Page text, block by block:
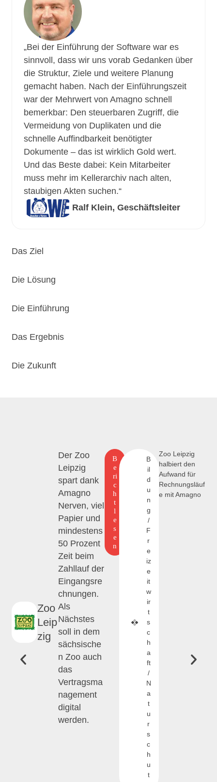
„Bei der Einführung der Software war es
sinnvoll, dass wir uns vorab Gedanken über
die Struktur, Ziele und weitere Planung
gemacht haben. Nach der Einführungszeit
war der Mehrwert von Amagno schnell
bemerkbar: Den steuerbaren Zugriff, die
Vermeidung von Duplikaten und die
schnelle Auffindbarkeit benötigter
Dokumente – das ist wirklich Gold wert.
Und das Beste dabei: Kein Mitarbeiter
muss mehr im Kellerarchiv nach alten,
staubigen Akten suchen.“
Ralf Klein, Geschäftsleiter
Das Ziel
Die Lösung
Die Einführung
Das Ergebnis
Die Zukunft
Zoo
Leip
zig
Der Zoo
Leipzig
spart dank
Amagno
Nerven, viel
Papier und
mindestens
50 Prozent
Zeit beim
Zahllauf der
Eingangsre
chnungen.
Als
Nächstes
soll in dem
sächsische
n Zoo auch
das
Vertragsma
nagement
digital
werden.
B
e
ri
c
h
t
l
e
s
e
n
B
il
d
u
n
g
/
F
r
e
iz
e
it
w
ir
t
s
c
h
a
ft
/
N
a
t
u
r
s
c
h
u
t
Zoo Leipzig
halbiert den
Aufwand für
Rechnungsläuf
e mit Amagno